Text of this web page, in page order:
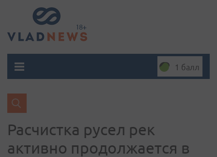
1 балл
Расчистка русел рек
активно продолжается в